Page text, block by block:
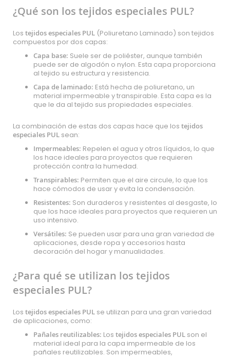
¿Qué son los tejidos especiales PUL?
Los tejidos especiales PUL (Poliuretano Laminado) son tejidos
compuestos por dos capas:
Capa base: Suele ser de poliéster, aunque también
puede ser de algodón o nylon. Esta capa proporciona
al tejido su estructura y resistencia.
Capa de laminado: Está hecha de poliuretano, un
material impermeable y transpirable. Esta capa es la
que le da al tejido sus propiedades especiales.
La combinación de estas dos capas hace que los tejidos
especiales PUL sean:
Impermeables: Repelen el agua y otros líquidos, lo que
los hace ideales para proyectos que requieren
protección contra la humedad.
Transpirables: Permiten que el aire circule, lo que los
hace cómodos de usar y evita la condensación.
Resistentes: Son duraderos y resistentes al desgaste, lo
que los hace ideales para proyectos que requieren un
uso intensivo.
Versátiles: Se pueden usar para una gran variedad de
aplicaciones, desde ropa y accesorios hasta
decoración del hogar y manualidades.
¿Para qué se utilizan los tejidos
especiales PUL?
Los tejidos especiales PUL se utilizan para una gran variedad
de aplicaciones, como:
Pañales reutilizables: Los tejidos especiales PUL son el
material ideal para la capa impermeable de los
pañales reutilizables. Son impermeables,